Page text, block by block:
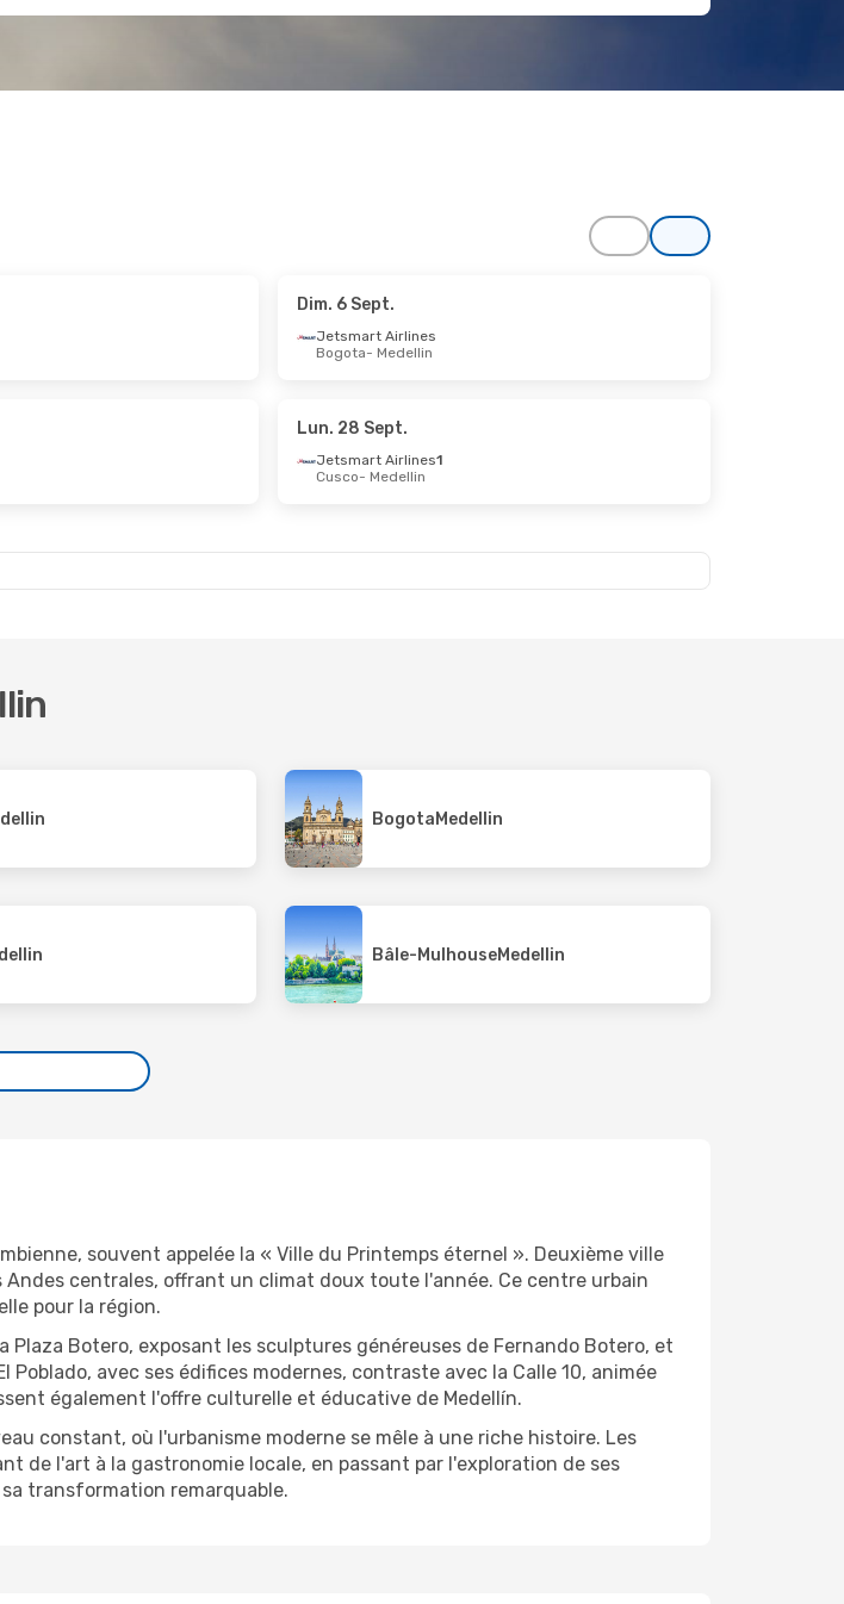
- Mar. 3 Nov.
Dim. 6 Sept.
Jetsmart Airlines
Bogota- Medellin
Lun. 28 Sept.
Jetsmart Airlines1
Cusco- Medellin
BogotaMedellin
Bâle-MulhouseMedellin
souvent appelée la « Ville du Printemps éternel ». Deuxième ville
centrales, offrant un climat doux toute l'année. Ce centre urbain
pour la région.
Botero, exposant les sculptures généreuses de Fernando Botero, et
avec ses édifices modernes, contraste avec la Calle 10, animée
également l'offre culturelle et éducative de Medellín.
constant, où l'urbanisme moderne se mêle à une riche histoire. Les
l'art à la gastronomie locale, en passant par l'exploration de ses
transformation remarquable.